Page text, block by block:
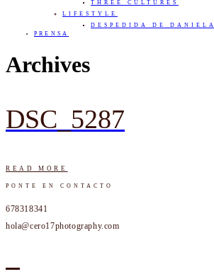
THREE CULTURES
LIFESTYLE
DESPEDIDA DE DANIELA
PRENSA
Archives
DSC_5287
READ MORE
PONTE EN CONTACTO
678318341
hola@cero17photography.com